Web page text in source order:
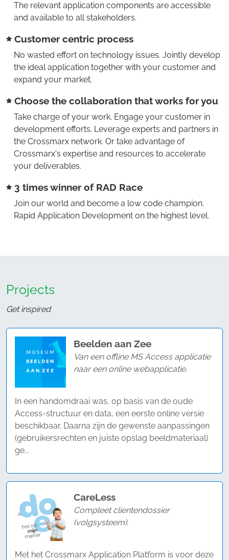
The relevant application components are accessible
and available to all stakeholders.
Customer centric process
No wasted effort on technology issues. Jointly develop
the ideal application together with your customer and
expand your market.
Choose the collaboration that works for you
Take charge of your work. Engage your customer in
development efforts. Leverage experts and partners in
the Crossmarx network. Or take advantage of
Crossmarx's expertise and resources to accelerate
your deliverables.
3 times winner of RAD Race
Join our world and become a low code champion.
Rapid Application Development on the highest level.
Projects
Get inspired
Beelden aan Zee
Van een offline MS Access applicatie
naar een online webapplicatie.
In een handomdraai was, op basis van de oude
Access-structuur en data, een eerste online versie
beschikbaar. Daarna zijn de gewenste aanpassingen
(gebruikersrechten en juiste opslag beeldmateriaal)
ge...
CareLess
Compleet clientendossier
(volgsysteem).
Met het Crossmarx Application Platform is voor deze